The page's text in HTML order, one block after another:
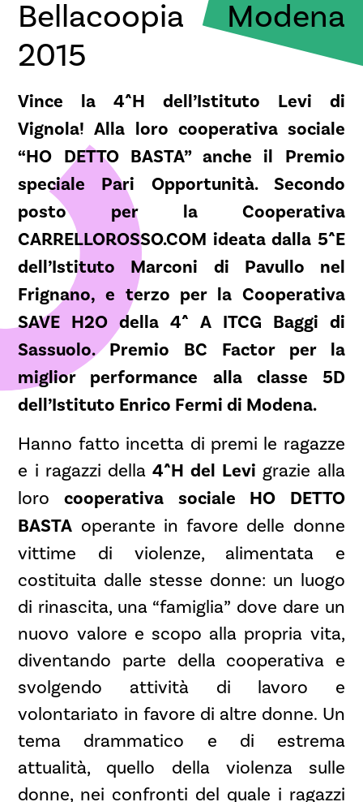
Bellacoopia Modena
2015
Vince la 4^H dell’Istituto Levi di
Vignola! Alla loro cooperativa sociale
“HO DETTO BASTA” anche il Premio
speciale Pari Opportunità. Secondo
posto per la Cooperativa
CARRELLOROSSO.COM ideata dalla 5^E
dell’Istituto Marconi di Pavullo nel
Frignano, e terzo per la Cooperativa
SAVE H2O della 4^ A ITCG Baggi di
Sassuolo. Premio BC Factor per la
miglior performance alla classe 5D
dell’Istituto Enrico Fermi di Modena.
Hanno fatto incetta di premi le ragazze
e i ragazzi della 4^H del Levi grazie alla
loro cooperativa sociale
HO DETTO
BASTA operante in favore delle donne
vittime di violenze, alimentata e
costituita dalle stesse donne: un luogo
di rinascita, una “famiglia” dove dare un
nuovo valore e scopo alla propria vita,
diventando parte della cooperativa e
svolgendo attività di lavoro e
volontariato in favore di altre donne. Un
tema drammatico e di estrema
attualità, quello della violenza sulle
donne, nei confronti del quale i ragazzi